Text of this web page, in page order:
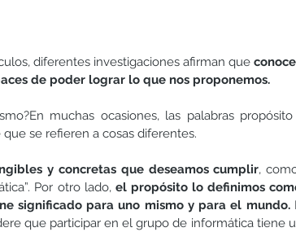
diferentes investigaciones afirman que
de poder lograr lo que nos proponemos.
muchas ocasiones, las palabras
se refieren a cosas diferentes.
y concretas que deseamos cumplir,
Por otro lado, el propósito lo definimos
significado para uno mismo y para el mundo.
que participar en el grupo de informática tiene